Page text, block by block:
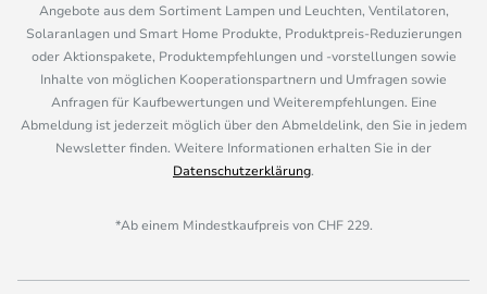
Angebote aus dem Sortiment Lampen und Leuchten, Ventilatoren,
Solaranlagen und Smart Home Produkte, Produktpreis-Reduzierungen
oder Aktionspakete, Produktempfehlungen und -vorstellungen sowie
Inhalte von möglichen Kooperationspartnern und Umfragen sowie
Anfragen für Kaufbewertungen und Weiterempfehlungen. Eine
Abmeldung ist jederzeit möglich über den Abmeldelink, den Sie in jedem
Newsletter finden. Weitere Informationen erhalten Sie in der
Datenschutzerklärung.
*Ab einem Mindestkaufpreis von CHF 229.